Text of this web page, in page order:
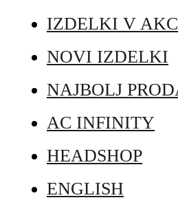
IZDELKI V
NOVI IZDELKI
NAJBOLJ
AC INFINITY
HEADSHOP
ENGLISH